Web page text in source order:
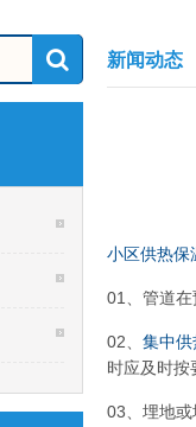
新闻动态
小区供热保
01、管道在
02、 集中供
时应及时按
03、埋地